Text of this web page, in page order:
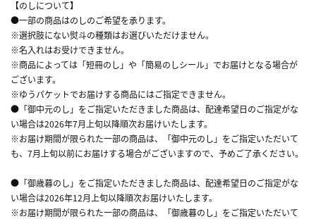
【のしについて】
●一部の商品はのしのご希望を承ります。
※選択肢にない熨斗の種類はお選びいただけません。
※名入れはお受けできません。
※商品によっては「短冊のし」や「簡易のしシール」でお届けとなる場合が
ございます。
※ゆうパケットでお届けする商品にはご指定できません。
●「御中元のし」をご指定いただきました商品は、配達希望日のご指定がな
い場合は2026年7月上旬以降順次お届けいたします。
※お届け期間が限られた一部の商品は、「御中元のし」をご指定いただいて
も、7月上旬以前にお届けする場合がございますので、予めご了承ください。
●「御歳暮のし」をご指定いただきました商品は、配達希望日のご指定がな
い場合は2026年12月上旬以降順次お届けいたします。
※お届け期間が限られた一部の商品は、「御歳暮のし」をご指定いただいて